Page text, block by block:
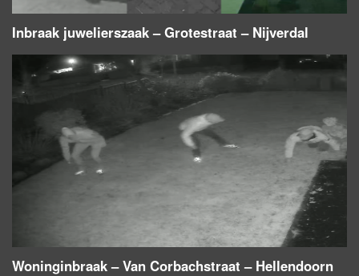
Inbraak juwelierszaak – Grotestraat – Nijverdal
Woninginbraak – Van Corbachstraat – Hellendoorn